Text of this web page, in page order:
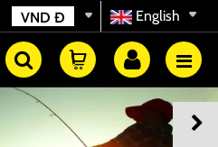
English
VND Đ